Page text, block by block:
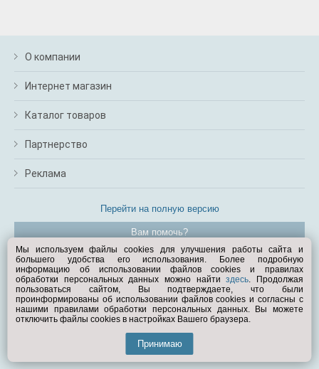
О компании
Интернет магазин
Каталог товаров
Партнерство
Реклама
Перейти на полную версию
Вам помочь?
© Exist.ru 1998—2026
Мы используем файлы cookies для улучшения работы сайта и
большего удобства его использования. Более подробную
информацию об использовании файлов cookies и правилах
обработки персональных данных можно найтиздесь. Продолжая
пользоваться сайтом, Вы подтверждаете, что были
проинформированы об использовании файлов cookies и согласны с
нашими правилами обработки персональных данных. Вы можете
отключить файлы cookies в настройках Вашего браузера.
Принимаю